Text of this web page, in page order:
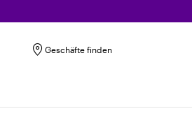
Geschäfte finden